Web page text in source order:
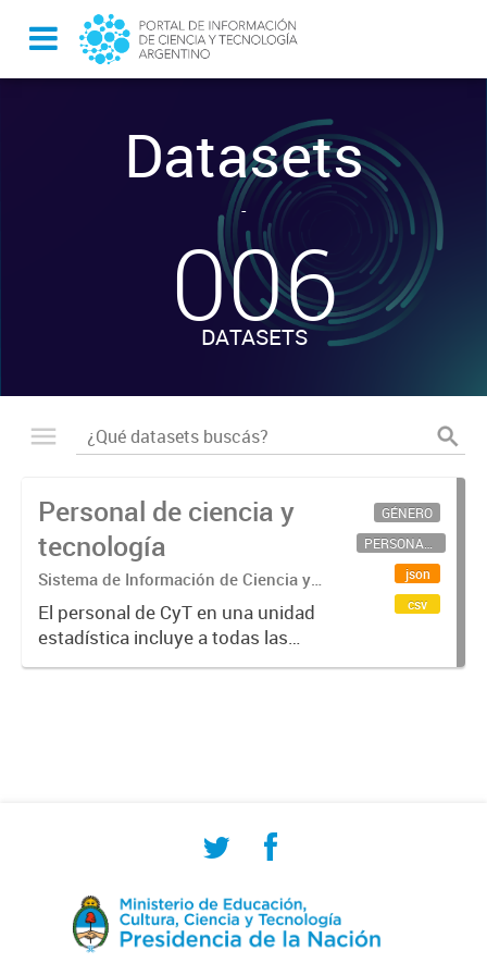
Datasets
-
006
DATASETS
Personal de ciencia y
tecnología
Sistema de Información de Ciencia y
Tecnología Argentino (SICYTAR)
El personal de CyT en una unidad
estadística incluye a todas las
personas involucradas
GÉNERO
PERSONAL CIENTÍFICO-TECNOLÓGICO
json
csv